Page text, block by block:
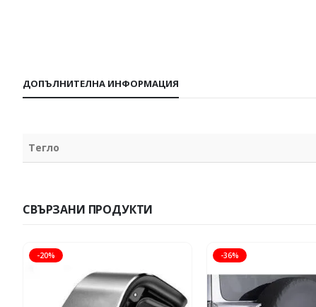
ДОПЪЛНИТЕЛНА ИНФОРМАЦИЯ
Тегло
СВЪРЗАНИ ПРОДУКТИ
-20% -36%